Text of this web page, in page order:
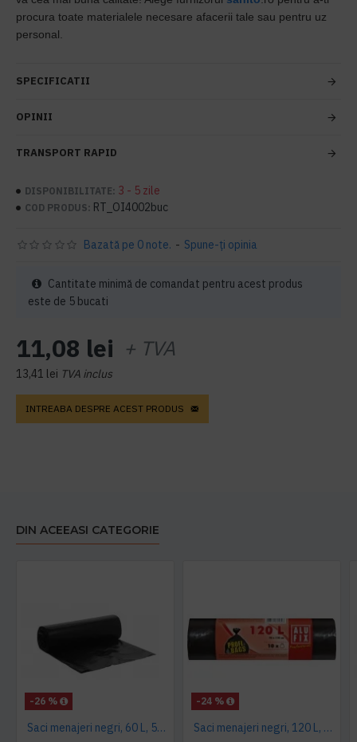
procura toate materialele necesare afacerii tale sau pentru uz
personal.
SPECIFICATII
OPINII
TRANSPORT RAPID
DISPONIBILITATE: 3 - 5 zile
COD PRODUS: RT_OI4002buc
Bazată pe 0 note. - Spune-ţi opinia
11,08 lei + TVA
13,41 lei TVA inclus
Cantitate minimă de comandat pentru acest produs
este de 5 bucati
INTREABA DESPRE ACEST PRODUS
DIN ACEEASI CATEGORIE
-26 %
Saci menajeri negri, 60 L, 50 buc/rola
-24 %
Saci menajeri negri, 120 L, Alufix, 10 buc/rola